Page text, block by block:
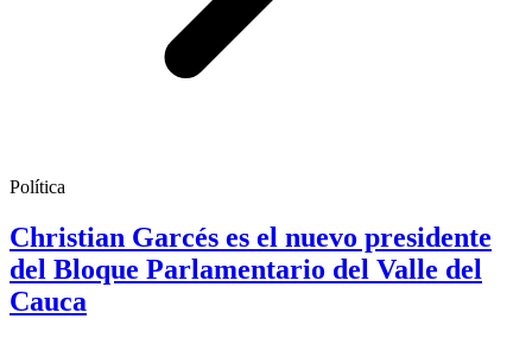
Política
Christian Garcés es el nuevo presidente
del Bloque Parlamentario del Valle del
Cauca